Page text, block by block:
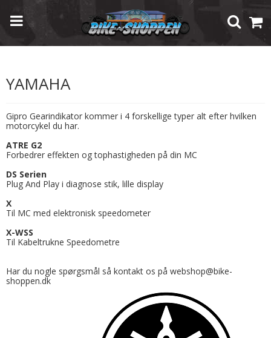
YAMAHA
Gipro Gearindikator kommer i 4 forskellige typer alt efter hvilken
motorcykel du har.
ATRE G2
Forbedrer effekten og tophastigheden på din MC
DS Serien
Plug And Play i diagnose stik, lille display
X
Til MC med elektronisk speedometer
X-WSS
Til Kabeltrukne Speedometre
Har du nogle spørgsmål så kontakt os på webshop@bike-
shoppen.dk